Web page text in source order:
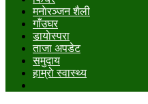
मनाेरञ्जन शैली
गाँउघर
डायाेस्परा
ताजा अपडेट
समुदाय
हाम्राे स्वास्थ्य